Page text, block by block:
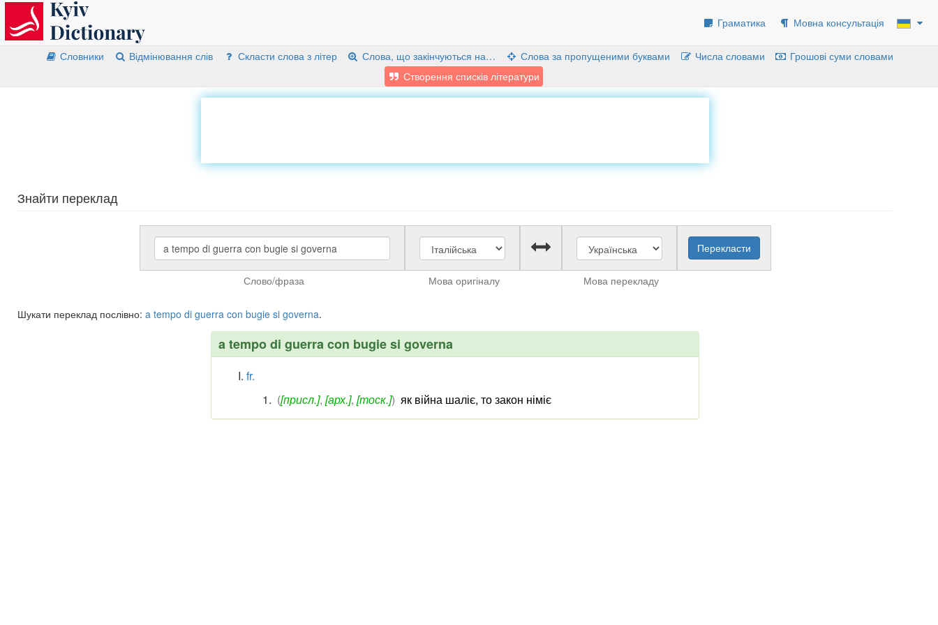
Граматика Мовна консультація
Словники Відмінювання слів Скласти слова з літер Слова, що закінчуються на… Слова за пропущеними буквами Числа словами
Грошові суми словами
Створення списків літератури
Знайти переклад
Слово/фраза Мова оригіналу Мова перекладу
Шукати переклад послівно: a tempo di guerra con bugie si governa.
a tempo di guerra con bugie si governa
fr.
([присл.], [арх.], [тоск.]) як війна шаліє, то закон німіє